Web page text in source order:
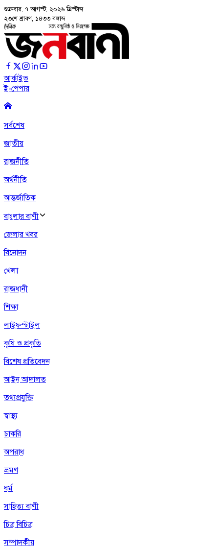
শুক্রবার, ৭ আগস্ট, ২০২৬ খ্রিস্টাব্দ
২৩শে শ্রাবণ, ১৪৩৩ বঙ্গাব্দ
আর্কাইভ
ই-পেপার
সর্বশেষ
জাতীয়
রাজনীতি
অর্থনীতি
আন্তর্জাতিক
বাংলার বাণী
জেলার খবর
বিনোদন
খেলা
রাজধানী
শিক্ষা
লাইফস্টাইল
কৃষি ও প্রকৃতি
বিশেষ প্রতিবেদন
আইন আদালত
তথ্যপ্রযুক্তি
স্বাস্থ্য
চাকরি
অপরাধ
ভ্রমণ
ধর্ম
সাহিত্য বাণী
চিত্র বিচিত্র
সম্পাদকীয়